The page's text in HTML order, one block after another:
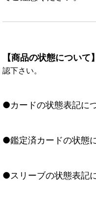
【商品の状態について】
認下さい。
●カードの状態表記に
●鑑定済カードの状態
●スリーブの状態表記